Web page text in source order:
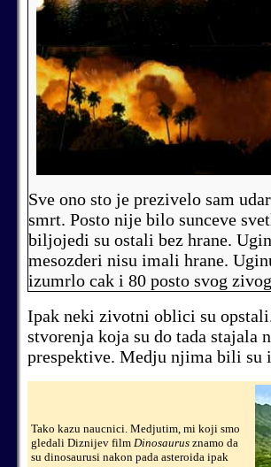
Sve ono sto je prezivelo sam
smrt. Posto nije bilo sunceve
biljojedi su ostali bez hrane.
mesozderi nisu imali hrane.
izumrlo cak i 80 posto svog
Ipak neki zivotni oblici su
stvorenja koja su do tada stajala
prespektive. Medju njima bili su
Tako kazu naucnici. Medjutim, mi koji smo
gledali Diznijev film Dinosaurus znamo da
su dinosaurusi nakon pada asteroida ipak